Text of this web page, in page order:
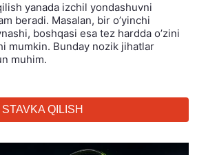
yanada izchil yondashuvni
beradi. Masalan, bir o’yinchi
boshqasi esa tez hardda o’zini
mumkin. Bunday nozik jihatlar
muhim.
STAVKA QILISH